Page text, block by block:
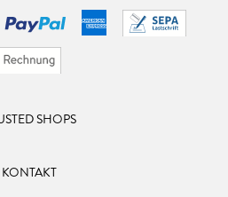
SHOPS
KONTAKT